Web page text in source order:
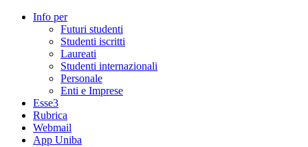
Info per
Futuri studenti
Studenti iscritti
Laureati
Studenti internazionali
Personale
Enti e Imprese
Esse3
Rubrica
Webmail
App Uniba